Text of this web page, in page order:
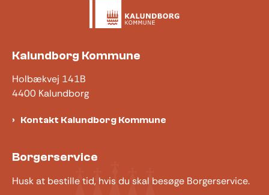
Kalundborg Kommune
Holbækvej 141B
4400 Kalundborg
Kontakt Kalundborg Kommune
Borgerservice
Husk at bestille tid, hvis du skal besøge Borgerservice.